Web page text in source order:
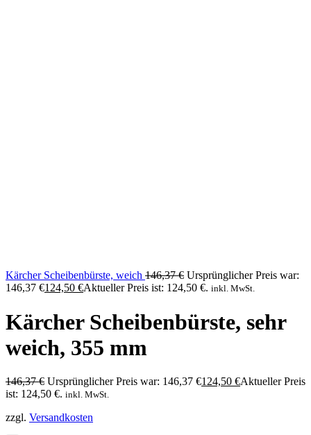
Kärcher Scheibenbürste, weich 146,37€ Ursprünglicher Preis war:
146,37 €124,50 €Aktueller Preis ist: 124,50 €. inkl. MwSt.
Kärcher Scheibenbürste, sehr
weich, 355 mm
146,37€ Ursprünglicher Preis war: 146,37 €124,50 €Aktueller Preis
ist: 124,50 €. inkl. MwSt.
zzgl. Versandkosten